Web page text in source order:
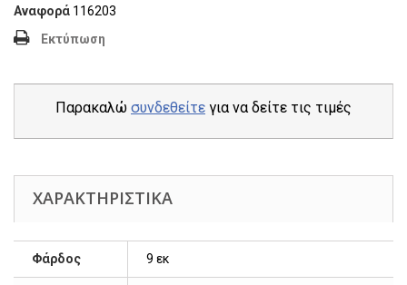
Αναφορά 116203
Εκτύπωση
Παρακαλώ συνδεθείτε για να δείτε τις τιμές
ΧΑΡΑΚΤΗΡΙΣΤΙΚΆ
Φάρδος 9 εκ